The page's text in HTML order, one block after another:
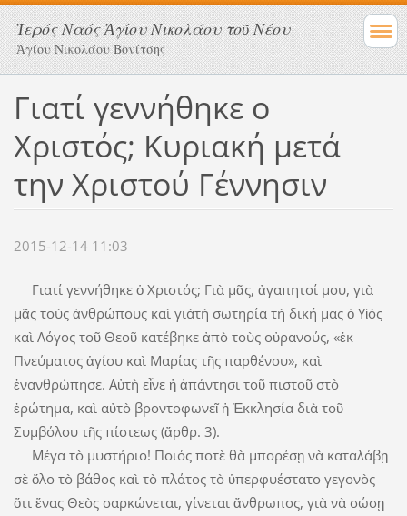
Ἱερός Ναός Ἁγίου Νικολάου τοῦ Νέου
Ἁγίου Νικολάου Βονίτσης
Γιατί γεννήθηκε o
Χριστός; Κυριακή μετά
την Χριστού Γέννησιν
2015-12-14 11:03
Γιατί γεννήθηκε ὁ Χριστός; Γιὰ μᾶς, ἀγαπητοί μου, γιὰ
μᾶς τοὺς ἀνθρώπους καὶ γιὰτὴ σωτηρία τὴ δική μας ὁ Υἱὸς
καὶ Λόγος τοῦ Θεοῦ κατέβηκε ἀπὸ τοὺς οὐρανούς, «ἐκ
Πνεύματος ἁγίου καὶ Μαρίας τῆς παρθένου», καὶ
ἐνανθρώπησε. Αὐτὴ εἶνε ἡ ἀπάντησι τοῦ πιστοῦ στὸ
ἐρώτημα, καὶ αὐτὸ βροντοφωνεῖ ἡ Ἐκκλησία διὰ τοῦ
Συμβόλου τῆς πίστεως (ἄρθρ. 3).
Μέγα τὸ μυστήριο! Ποιός ποτὲ θὰ μπορέσῃ νὰ καταλάβῃ
σὲ ὅλο τὸ βάθος καὶ τὸ πλάτος τὸ ὑπερφυέστατο γεγονὸς
ὅτι ἕνας Θεὸς σαρκώνεται, γίνεται ἄνθρωπος, γιὰ νὰ σώσῃ